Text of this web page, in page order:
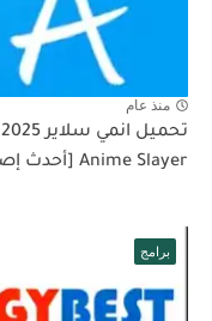
منذ عام
تحميل انمي سلاير 2025
Anime Slayer [أحدث إصدار]
برامج